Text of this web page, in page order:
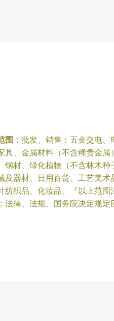
围： 批发、销售：五金交电、
具、金属材料（不含稀贵金
钢材、绿化植物（不含林木
及器材、日用百货、工艺美
纺织品、化妆品。『以上范
法律、法规、国务院决定规